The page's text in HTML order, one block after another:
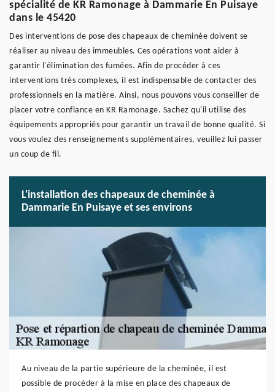
spécialité de KR Ramonage à Dammarie En Puisaye
dans le 45420
Des interventions de pose des chapeaux de cheminée doivent se
réaliser au niveau des immeubles. Ces opérations vont aider à
garantir l'élimination des fumées. Afin de procéder à ces
interventions très complexes, il est indispensable de contacter des
professionnels en la matière. Ainsi, nous pouvons vous conseiller de
placer votre confiance en KR Ramonage. Sachez qu'il utilise des
équipements appropriés pour garantir un travail de bonne qualité. Si
vous voulez des renseignements supplémentaires, veuillez lui passer
un coup de fil.
L'installation des chapeaux de cheminée à
Dammarie En Puisaye et ses environs
Au niveau de la partie supérieure de la cheminée, il est
possible de procéder à la mise en place des chapeaux de